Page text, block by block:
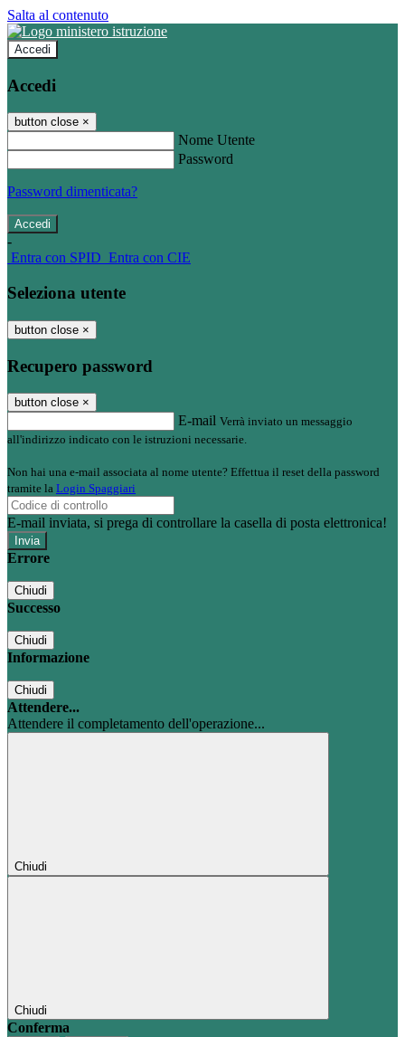
Salta al contenuto
Accedi
Accedi
button close ×
Nome Utente
Password
Password dimenticata?
-
Entra con SPID Entra con CIE
Seleziona utente
button close ×
Recupero password
button close ×
E-mail Verrà inviato un messaggio
all'indirizzo indicato con le istruzioni necessarie.
Non hai una e-mail associata al nome utente? Effettua il reset della password
tramite la Login Spaggiari
E-mail inviata, si prega di controllare la casella di posta elettronica!
Errore
Chiudi
Successo
Chiudi
Informazione
Chiudi
Attendere...
Attendere il completamento dell'operazione...
Chiudi
Chiudi
Conferma